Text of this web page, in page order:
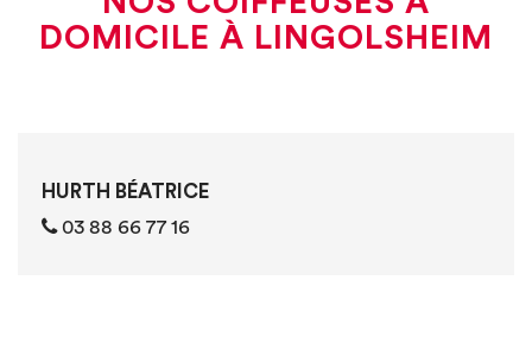
DOMICILE À LINGOLSHEIM
HURTH BÉATRICE
03 88 66 77 16